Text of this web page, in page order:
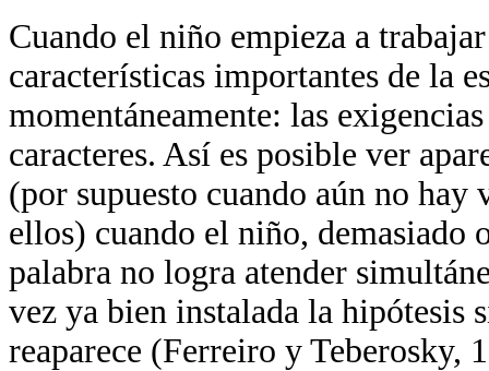
Cuando el niño empieza a
características importantes de la
momentáneamente: las
caracteres. Así es posible ver
(por supuesto cuando aún no hay
ellos) cuando el niño, demasiado
palabra no logra atender
vez ya bien instalada la hipótesis
reaparece (Ferreiro y Teberosky,